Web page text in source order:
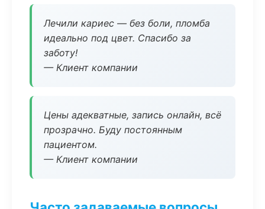
Лечили кариес — без боли, пломба
идеально под цвет. Спасибо за
заботу!
— Клиент компании
Цены адекватные, запись онлайн, всё
прозрачно. Буду постоянным
пациентом.
— Клиент компании